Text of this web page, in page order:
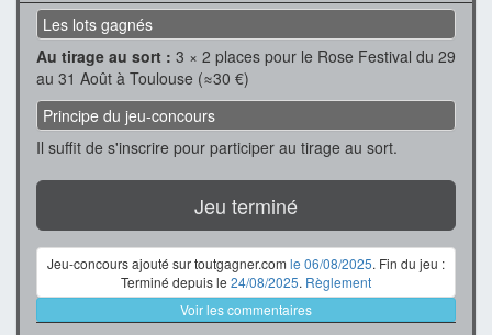
Les lots gagnés
Au tirage au sort : 3 × 2 places pour le Rose Festival du 29
au 31 Août à Toulouse (≈30 €)
Principe du jeu-concours
Il suffit de s'inscrire pour participer au tirage au sort.
Jeu terminé
Jeu-concours ajouté sur toutgagner.com le 06/08/2025. Fin du jeu :
Terminé depuis le 24/08/2025. Règlement
Voir les commentaires